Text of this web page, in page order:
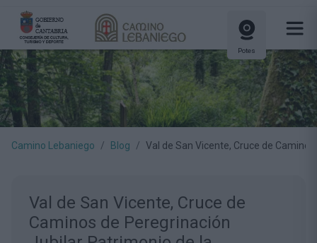
Potes
Camino Lebaniego Blog Val de San Vicente, Cruce de
Val de San Vicente, Cruce de
Caminos de Peregrinación